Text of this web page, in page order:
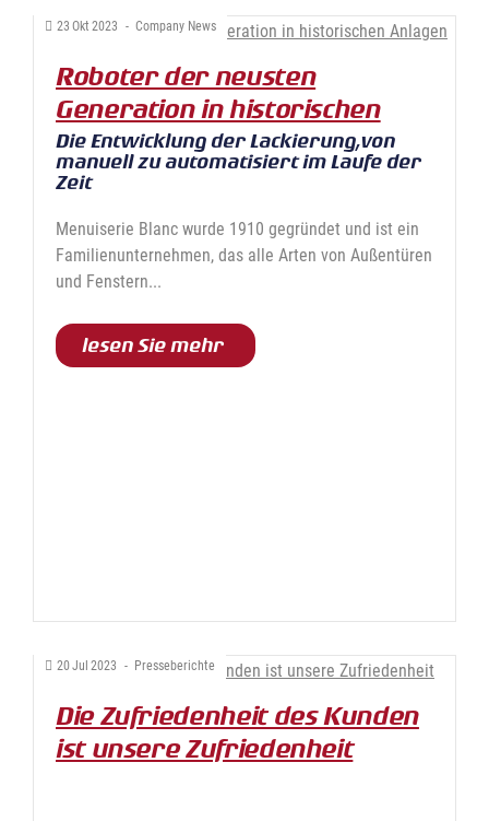
23Okt2023 - Company News
Roboter der neusten
Generation in historischen
Anlagen
Die Entwicklung der Lackierung,von
manuell zu automatisiert im Laufe der
Zeit
Menuiserie Blanc wurde 1910 gegründet und ist ein
Familienunternehmen, das alle Arten von Außentüren
und Fenstern...
lesen Sie mehr
20Jul2023 - Presseberichte
Die Zufriedenheit des Kunden
ist unsere Zufriedenheit